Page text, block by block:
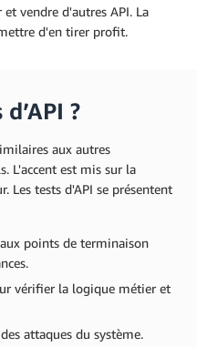
vendre d'autres API. La
d'en tirer profit.
?
aux autres
L'accent est mis sur la
Les tests d'API se présentent
points de terminaison
vérifier la logique métier et
attaques du système.